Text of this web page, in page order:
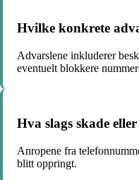
Hvilke konkrete
Advarslene inkluderer
eventuelt blokkere
Hva slags skade
Anropene fra
blitt oppringt.